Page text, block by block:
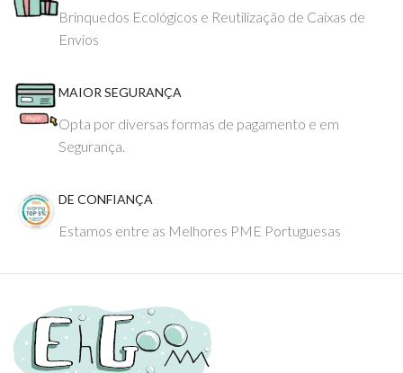
Brinquedos Ecológicos e Reutilização de Caixas de
Envios
MAIOR SEGURANÇA
Opta por diversas formas de pagamento e em
Segurança.
DE CONFIANÇA
Estamos entre as Melhores PME Portuguesas